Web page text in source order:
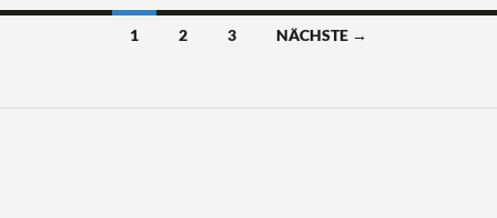
Beitragsnavigation
1 2 3 NÄCHSTE →